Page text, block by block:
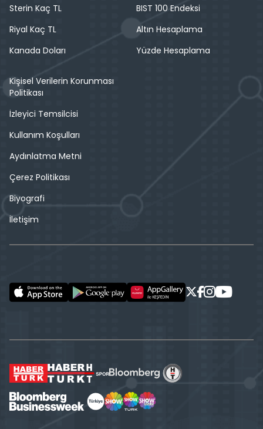
Sterin Kaç TL
Riyal Kaç TL
Kanada Doları
BIST 100 Endeksi
Altın Hesaplama
Yüzde Hesaplama
Kişisel Verilerin Korunması
Politikası
İzleyici Temsilcisi
Kullanım Koşulları
Aydınlatma Metni
Çerez Politikası
Biyografi
İletişim